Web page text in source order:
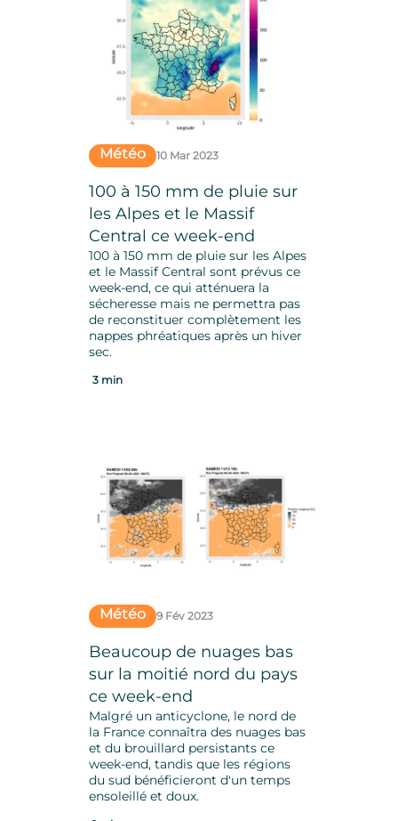
Météo 10 Mar 2023
100 à 150 mm de pluie sur
les Alpes et le Massif
Central ce week-end
100 à 150 mm de pluie sur les Alpes
et le Massif Central sont prévus ce
week-end, ce qui atténuera la
sécheresse mais ne permettra pas
de reconstituer complètement les
nappes phréatiques après un hiver
sec.
3 min
Météo 9 Fév 2023
Beaucoup de nuages bas
sur la moitié nord du pays
ce week-end
Malgré un anticyclone, le nord de
la France connaîtra des nuages ​​bas
et du brouillard persistants ce
week-end, tandis que les régions
du sud bénéficieront d'un temps
ensoleillé et doux.